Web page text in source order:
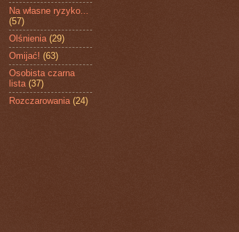
Na własne ryzyko...
(57)
Olśnienia (29)
Omijać! (63)
Osobista czarna
lista (37)
Rozczarowania (24)